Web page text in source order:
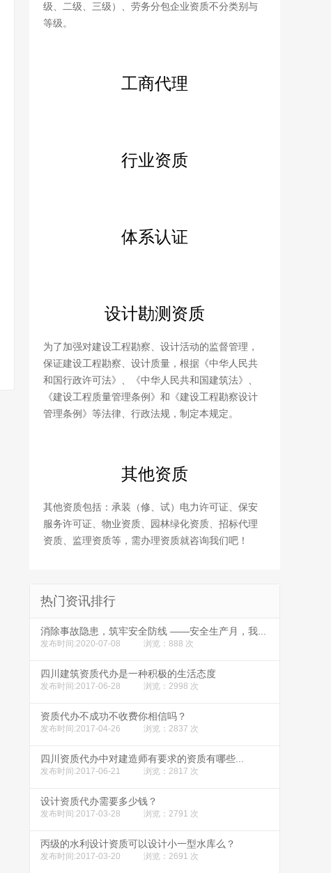
级、二级、三级）、劳务分包企业资质不分类别与
等级。
工商代理
行业资质
体系认证
设计勘测资质
为了加强对建设工程勘察、设计活动的监督管理，
保证建设工程勘察、设计质量，根据《中华人民共
和国行政许可法》、《中华人民共和国建筑法》、
《建设工程质量管理条例》和《建设工程勘察设计
管理条例》等法律、行政法规，制定本规定。
其他资质
其他资质包括：承装（修、试）电力许可证、保安
服务许可证、物业资质、园林绿化资质、招标代理
资质、监理资质等，需办理资质就咨询我们吧！
热门资讯排行
消除事故隐患，筑牢安全防线 ——安全生产月，我...
发布时间:2020-07-08 浏览：888 次
四川建筑资质代办是一种积极的生活态度
发布时间:2017-06-28 浏览：2998 次
资质代办不成功不收费你相信吗？
发布时间:2017-04-26 浏览：2837 次
四川资质代办中对建造师有要求的资质有哪些...
发布时间:2017-06-21 浏览：2817 次
设计资质代办需要多少钱？
发布时间:2017-03-28 浏览：2791 次
丙级的水利设计资质可以设计小一型水库么？
发布时间:2017-03-20 浏览：2691 次